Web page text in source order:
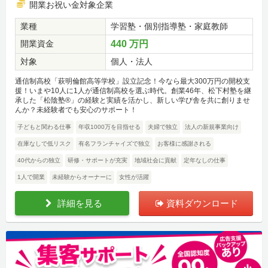
開業お祝い金対象企業
業種
学習塾・個別指導塾・家庭教師
開業資金
440 万円
対象 個人・法人
通信制高校「萩明倫館高等学校」設立記念！今なら最大300万円の開校支
援！いまや10人に1人が通信制高校を選ぶ時代。創業46年、松下村塾を継
承した「松陰塾®」の経験と実績を活かし、新しい学び舎を共に創りませ
んか？未経験者でも安心のサポート！
子どもと関わる仕事 年収1000万を目指せる 夫婦で独立 法人の新規事業向け
在庫なしで低リスク 有名フランチャイズで独立 お客様に感謝される
40代からの独立 研修・サポートが充実 地域社会に貢献 定年なしの仕事
1人で開業 未経験からオーナーに 女性が活躍
詳細を見る 資料ダウンロード